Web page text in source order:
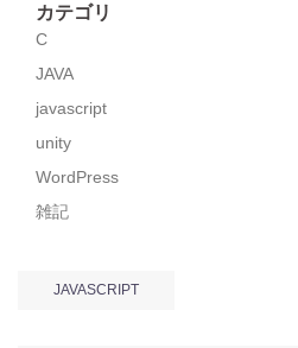
カテゴリ
C
JAVA
javascript
unity
WordPress
雑記
JAVASCRIPT